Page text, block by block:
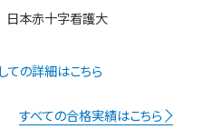
日本赤十字看護大
の詳細はこちら
すべての合格実績はこちら